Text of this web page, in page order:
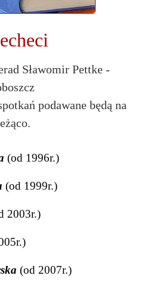
Sławomir Pettke -
podawane będą na
(od 1996r.)
(od 1999r.)
2003r.)
(od 2007r.)